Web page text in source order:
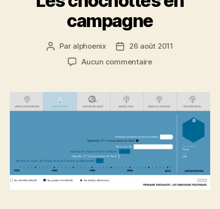
campagne
Auteur
l’article
Par alphoenix
Date26 août 2011
Aucun commentairesur
en
campagne